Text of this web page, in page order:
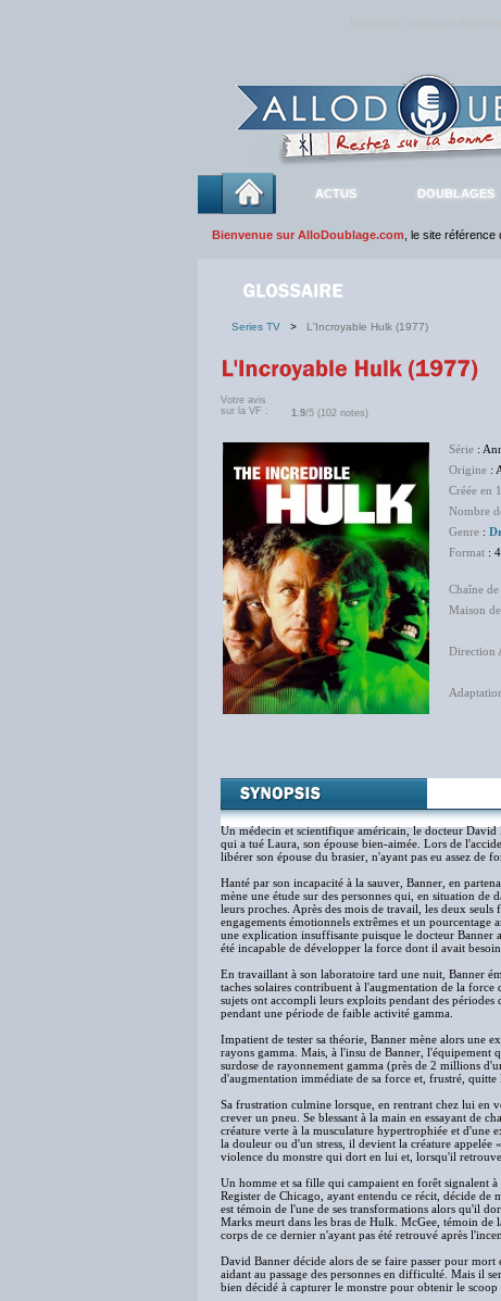
ACTUS DOUBLAGES
Bienvenue sur AlloDoublage.com , le site référence
Series TV > L'Incroyable Hulk (1977)
Votre avis
sur la VF :
1.9/5 (102 notes)
Série :
Origine :
Créée en
Nombre
Genre :
Format :
Chaîne
Maison
Direction
Un médecin et scientifique américain, le docteur
qui a tué Laura, son épouse bien-aimée. Lors de
libérer son épouse du brasier, n'ayant pas eu assez de
Hanté par son incapacité à la sauver, Banner, en
mène une étude sur des personnes qui, en situation
leurs proches. Après des mois de travail, les deux
engagements émotionnels extrêmes et un
une explication insuffisante puisque le docteur Banner
été incapable de développer la force dont il avait
En travaillant à son laboratoire tard une nuit, Banner
taches solaires contribuent à l'augmentation de la
sujets ont accompli leurs exploits pendant des
pendant une période de faible activité gamma.
Impatient de tester sa théorie, Banner mène alors une
rayons gamma. Mais, à l'insu de Banner, l'équipement
surdose de rayonnement gamma (près de 2 millions
d'augmentation immédiate de sa force et, frustré, quitte
Sa frustration culmine lorsque, en rentrant chez lui en
crever un pneu. Se blessant à la main en essayant de
créature verte à la musculature hypertrophiée et d'une
la douleur ou d'un stress, il devient la créature
violence du monstre qui dort en lui et, lorsqu'il retrouve
Un homme et sa fille qui campaient en forêt signalent
Register de Chicago, ayant entendu ce récit, décide de
est témoin de l'une de ses transformations alors qu'il
Marks meurt dans les bras de Hulk. McGee, témoin de
corps de ce dernier n'ayant pas été retrouvé après
David Banner décide alors de se faire passer pour
aidant au passage des personnes en difficulté. Mais il
bien décidé à capturer le monstre pour obtenir le scoop